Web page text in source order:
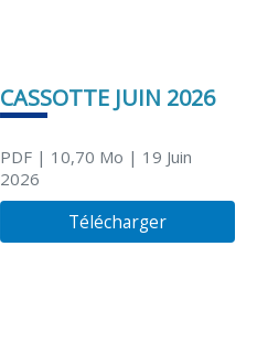
CASSOTTE JUIN 2026
PDF| 10,70 Mo | 19 Juin
2026
Télécharger